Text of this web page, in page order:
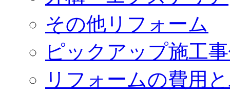
その他リフォーム
ピックアップ施工
リフォームの費用